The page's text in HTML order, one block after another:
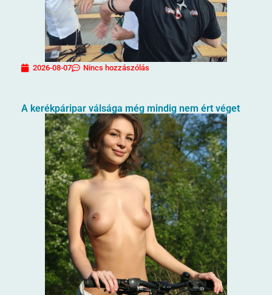
2026-08-07 Nincs hozzászólás
A kerékpáripar válsága még mindig nem ért véget